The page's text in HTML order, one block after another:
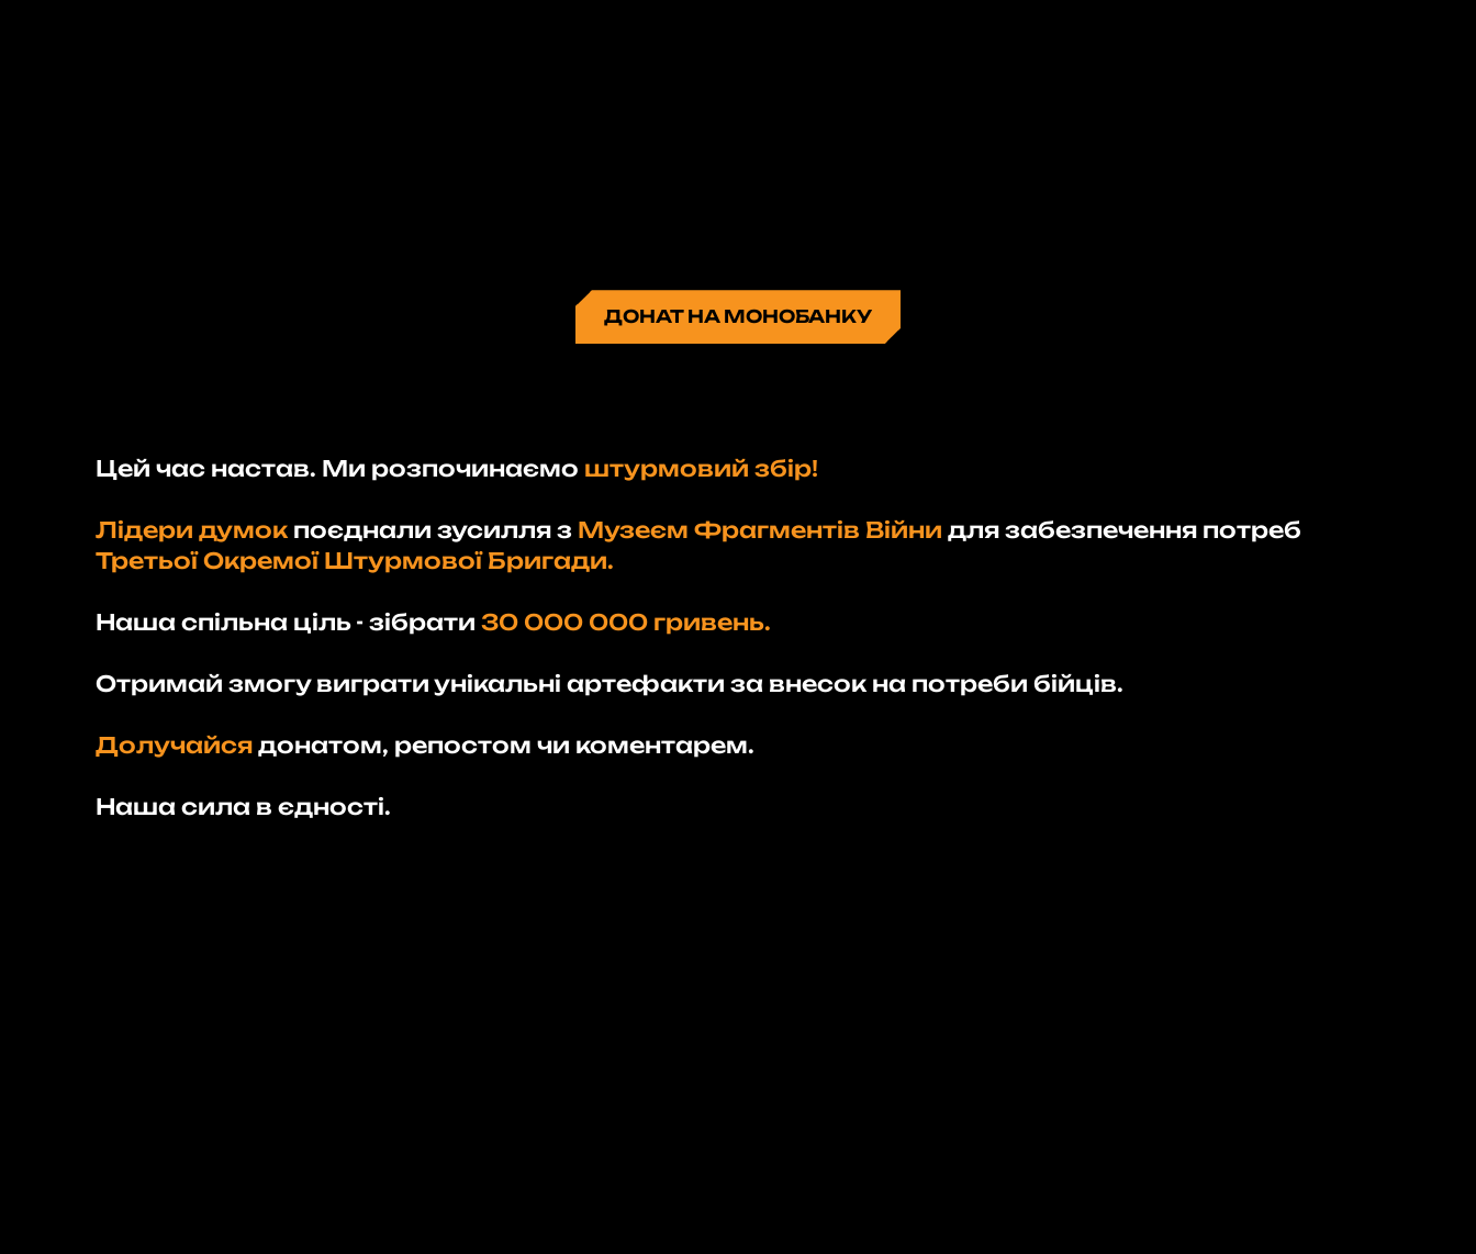
ДОНАТ НА МОНОБАНКУ
Цей час настав. Ми розпочинаємо штурмовий збір!
Лідери думокпоєднали зусилля з Музеєм Фрагментів Війни для забезпечення потреб
Третьої Окремої Штурмової Бригади.
Наша спільна ціль - зібрати 30 000 000 гривень.
Отримай змогу виграти унікальні артефакти за внесок на потреби бійців.
Долучайся донатом, репостом чи коментарем.
Наша сила в єдності.